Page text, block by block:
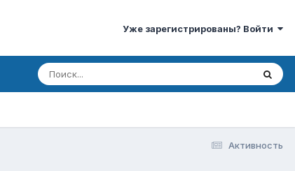
Уже зарегистрированы? Войти
Активность